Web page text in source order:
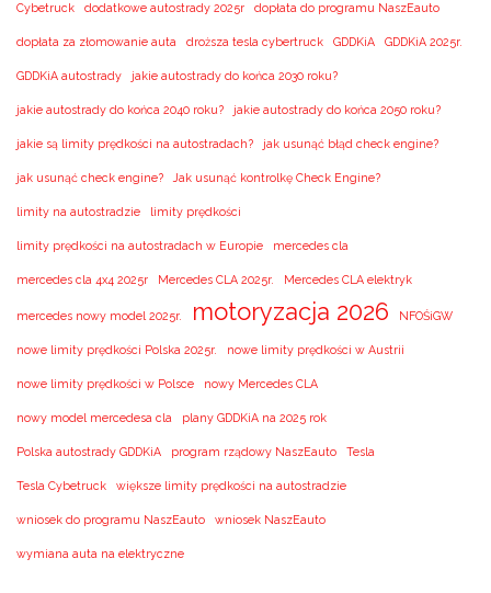
Cybetruck dodatkowe autostrady 2025r dopłata do programu NaszEauto
dopłata za złomowanie auta droższa tesla cybertruck GDDKiA GDDKiA 2025r.
GDDKiA autostrady jakie autostrady do końca 2030 roku?
jakie autostrady do końca 2040 roku? jakie autostrady do końca 2050 roku?
jakie są limity prędkości na autostradach? jak usunąć błąd check engine?
jak usunąć check engine? Jak usunąć kontrolkę Check Engine?
limity na autostradzie limity prędkości
limity prędkości na autostradach w Europie mercedes cla
mercedes cla 4x4 2025r Mercedes CLA 2025r. Mercedes CLA elektryk
mercedes nowy model 2025r. motoryzacja 2026 NFOŚiGW
nowe limity prędkości Polska 2025r. nowe limity prędkości w Austrii
nowe limity prędkości w Polsce nowy Mercedes CLA
nowy model mercedesa cla plany GDDKiA na 2025 rok
Polska autostrady GDDKiA program rządowy NaszEauto Tesla
Tesla Cybetruck większe limity prędkości na autostradzie
wniosek do programu NaszEauto wniosek NaszEauto
wymiana auta na elektryczne